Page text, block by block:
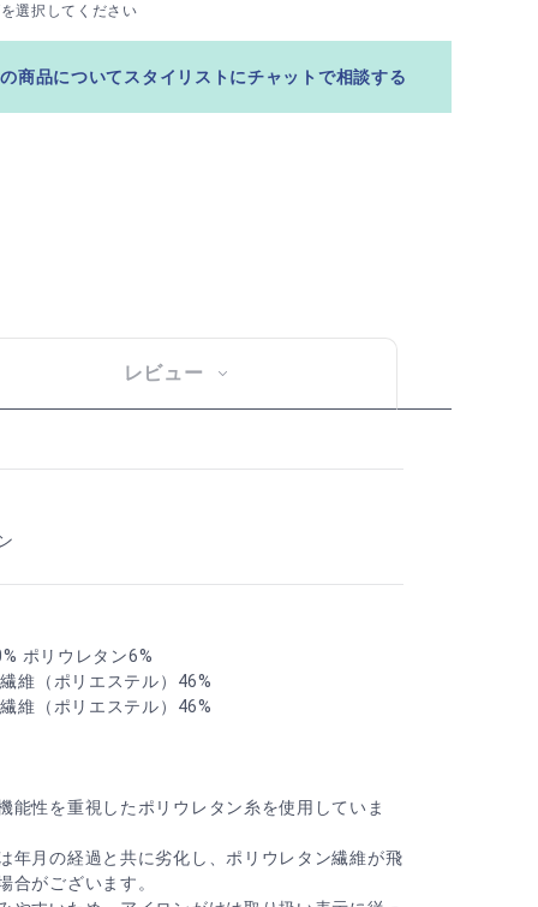
選択してください
商品についてスタイリストにチャットで相談する
レビュー
ポリウレタン6%
維（ポリエステル）46%
維（ポリエステル）46%
能性を重視したポリウレタン糸を使用していま
年月の経過と共に劣化し、ポリウレタン繊維が飛
合がございます。